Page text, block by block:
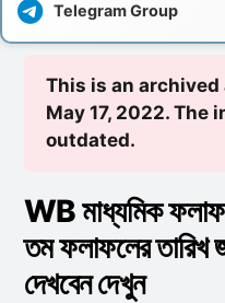
Telegram Group
This is an
May 17, 2022. The
outdated.
WB মাধ্যমিক
তম ফলাফলের তারিখ
দেখবেন দেখুন